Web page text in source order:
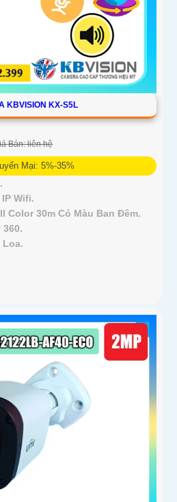
KBVISION KX-S5L
Bán: liên hệ
Mại: 5%-35%
IP Wifi.
Color 30m Có Màu Ban Ðêm.
360.
Loa.